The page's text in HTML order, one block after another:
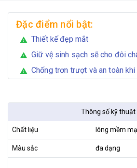
Đặc điểm nổi bật:
warning Thiết kế đẹp mắt
warning Giữ vệ sinh sạch sẽ cho đôi
warning Chống trơn trượt và an toàn
Thông số kỹ thuật
Chất liệu lông mềm
Màu sắc đa dạng